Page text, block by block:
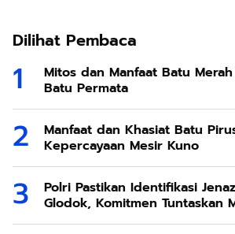
Dilihat Pembaca
Mitos dan Manfaat Batu Merah
Batu Permata
Manfaat dan Khasiat Batu
Kepercayaan Mesir Kuno
Polri Pastikan Identifikasi
Glodok, Komitmen Tuntaskan